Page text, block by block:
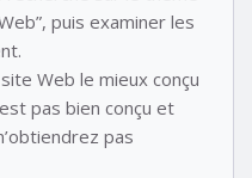
puis examiner les
Web le mieux conçu
pas bien conçu et
pas